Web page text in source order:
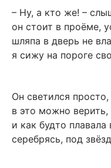
– Ну, а кто же! –
он стоит в проёме,
шляпа в дверь не
я сижу на пороге
Он светился просто,
в это можно верить,
и как будто плавала
серебрясь, под